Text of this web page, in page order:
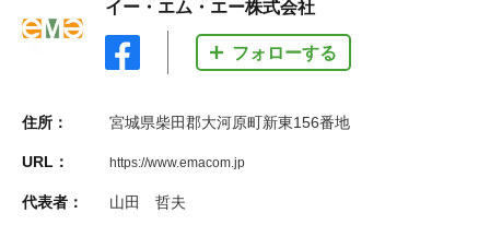
イー・エム・エー株式会社
フォローする
住所： 宮城県柴田郡大河原町新東156番地
URL： https://www.emacom.jp
代表者： 山田 哲夫